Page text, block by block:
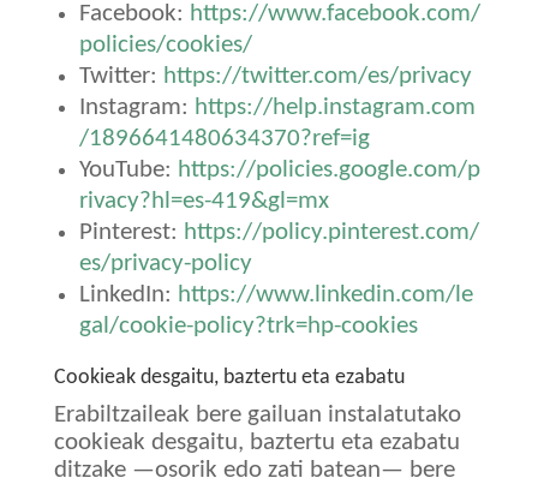
Facebook: https://www.facebook.com/
policies/cookies/
Twitter: https://twitter.com/es/privacy
Instagram: https://help.instagram.com
/1896641480634370?ref=ig
YouTube: https://policies.google.com/p
rivacy?hl=es-419&gl=mx
Pinterest: https://policy.pinterest.com/
es/privacy-policy
LinkedIn: https://www.linkedin.com/le
gal/cookie-policy?trk=hp-cookies
Cookieak desgaitu, baztertu eta ezabatu
Erabiltzaileak bere gailuan instalatutako
cookieak desgaitu, baztertu eta ezabatu
ditzake —osorik edo zati batean— bere